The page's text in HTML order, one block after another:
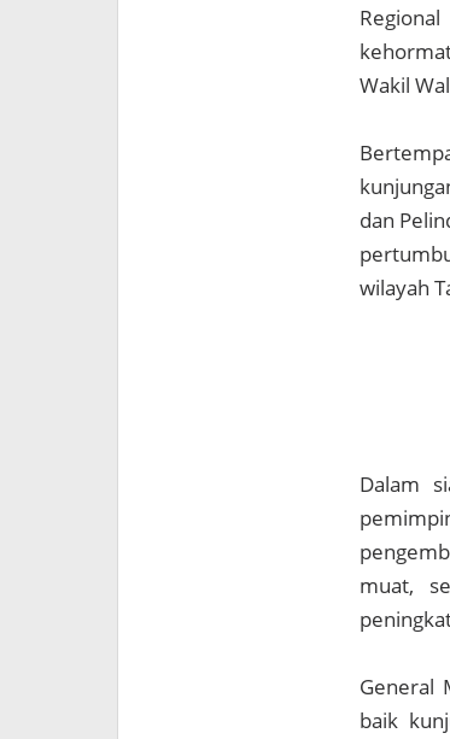
Wakil
dan
wilayah
Dalam
muat,
General
baik